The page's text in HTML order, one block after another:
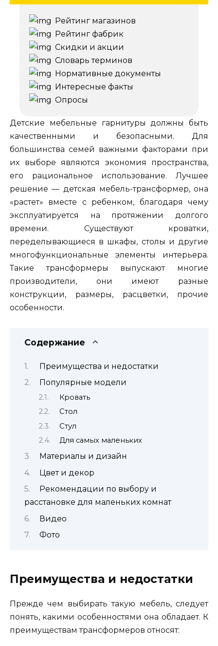
Рейтинг магазинов
Рейтинг фабрик
Скидки и акции
Словарь терминов
Нормативные документы
Интересные факты
Опросы
Детские мебельные гарнитуры должны быть
качественными и безопасными. Для
большинства семей важными факторами при
их выборе являются экономия пространства,
его рациональное использование. Лучшее
решение — детская мебель-трансформер, она
«растет» вместе с ребенком, благодаря чему
эксплуатируется на протяжении долгого
времени. Существуют кроватки,
переделывающиеся в шкафы, столы и другие
многофункциональные элементы интерьера.
Такие трансформеры выпускают многие
производители, они имеют разные
конструкции, размеры, расцветки, прочие
особенности.
Содержание
Преимущества и недостатки
Популярные модели
Кровать
Стол
Стул
Для самых маленьких
Материалы и дизайн
Цвет и декор
Рекомендации по выбору и
расстановке для маленьких комнат
Видео
Фото
Преимущества и недостатки
Прежде чем выбирать такую мебель, следует
понять, какими особенностями она обладает. К
преимуществам трансформеров относят: